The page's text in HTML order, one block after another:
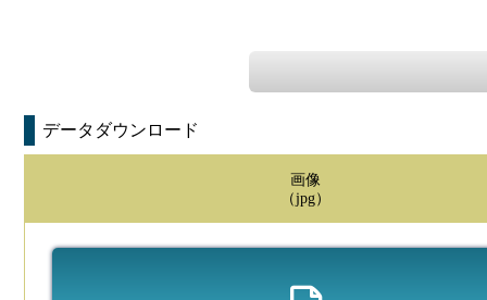
データダウンロード
画像
（jpg）